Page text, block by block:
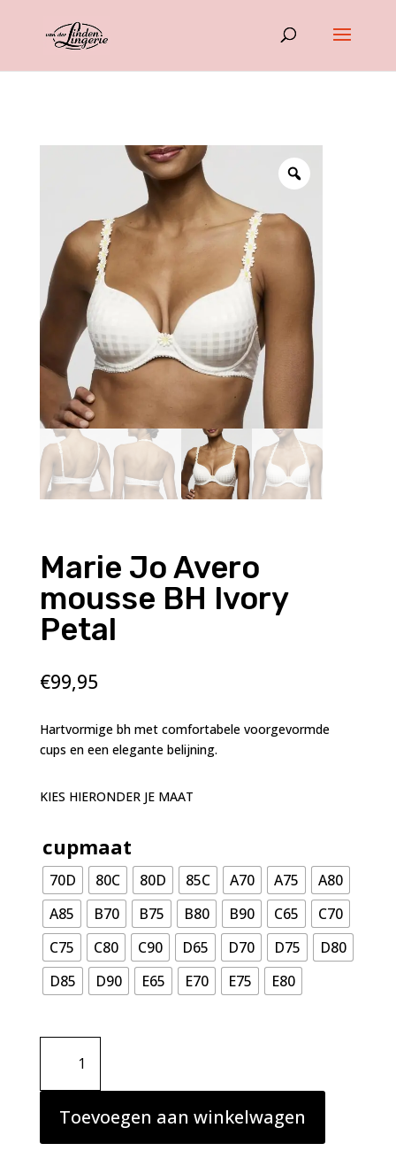
Marie Jo Avero
mousse BH Ivory
Petal
€99,95
Hartvormige bh met comfortabele voorgevormde
cups en een elegante belijning.
KIES HIERONDER JE MAAT
cupmaat
70D 80C 80D 85C A70 A75
A80
A85
B70 B75 B80 B90 C65
C70
C75
C80 C90 D65 D70 D75
D80
D85
D90 E65 E70 E75 E80
Marie
Avero
mousse
BHToevoegen aan winkelwagen